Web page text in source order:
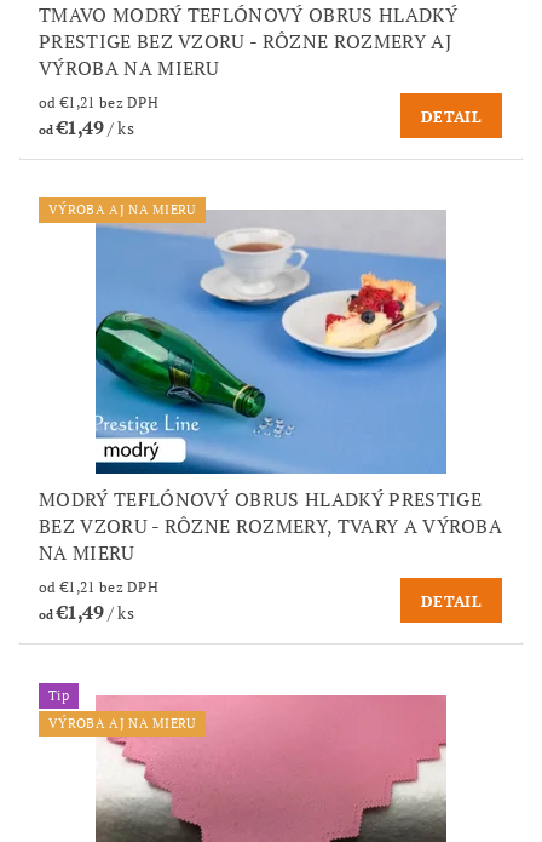
TMAVO MODRÝ TEFLÓNOVÝ OBRUS HLADKÝ
PRESTIGE BEZ VZORU - RÔZNE ROZMERY AJ
VÝROBA NA MIERU
od €1,21 bez DPH
od€1,49/ ks
DETAIL
VÝROBA AJ NA MIERU
MODRÝ TEFLÓNOVÝ OBRUS HLADKÝ PRESTIGE
BEZ VZORU - RÔZNE ROZMERY, TVARY A VÝROBA
NA MIERU
od €1,21 bez DPH
od€1,49/ ks
DETAIL
Tip
VÝROBA AJ NA MIERU